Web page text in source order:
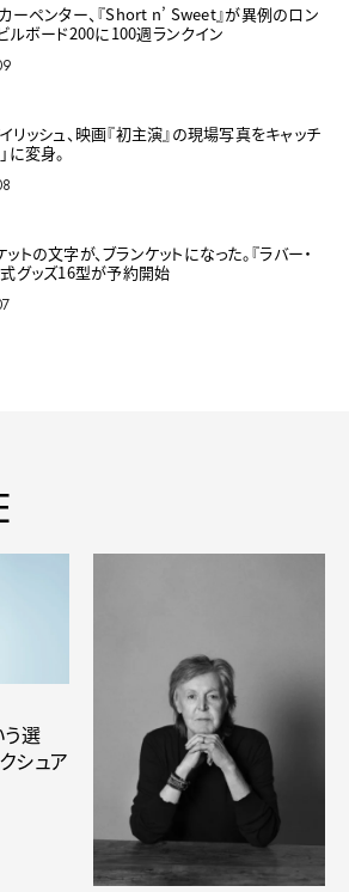
ーペンター、『Short n’ Sweet』が異例のロン
ルボード200に100週ランクイン
リッシュ、映画『初主演』の現場写真をキャッチ
に変身。
トの文字が、ブランケットになった。『ラバー・
式グッズ16型が予約開始
う選
シュア